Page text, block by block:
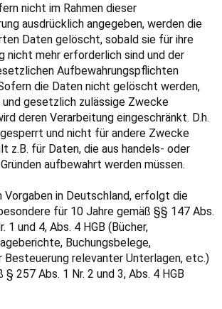
nicht im Rahmen dieser
ausdrücklich angegeben, werden die
Daten gelöscht, sobald sie für ihre
nicht mehr erforderlich sind und der
Aufbewahrungspflichten
die Daten nicht gelöscht werden,
gesetzlich zulässige Zwecke
deren Verarbeitung eingeschränkt. D.h.
und nicht für andere Zwecke
z.B. für Daten, die aus handels- oder
aufbewahrt werden müssen.
Vorgaben in Deutschland, erfolgt die
für 10 Jahre gemäß §§ 147 Abs.
1 und 4, Abs. 4 HGB (Bücher,
Buchungsbelege,
Besteuerung relevanter Unterlagen, etc.)
§ 257 Abs. 1 Nr. 2 und 3, Abs. 4 HGB